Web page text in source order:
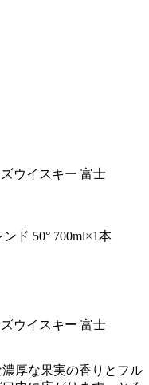
ウイスキー 富士
ド 50° 700ml×1本
ウイスキー 富士
厚な果実の香りとフル